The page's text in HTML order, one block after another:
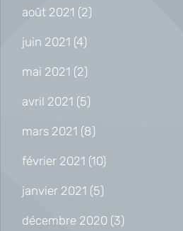
août 2021 (2)
juin 2021 (4)
mai 2021 (2)
avril 2021 (5)
mars 2021 (8)
février 2021 (10)
janvier 2021 (5)
décembre 2020 (3)